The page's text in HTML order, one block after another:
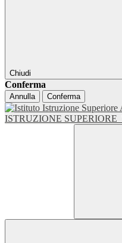
Chiudi
Conferma
Annulla Conferma
ISTRUZIONE SUPERIORE